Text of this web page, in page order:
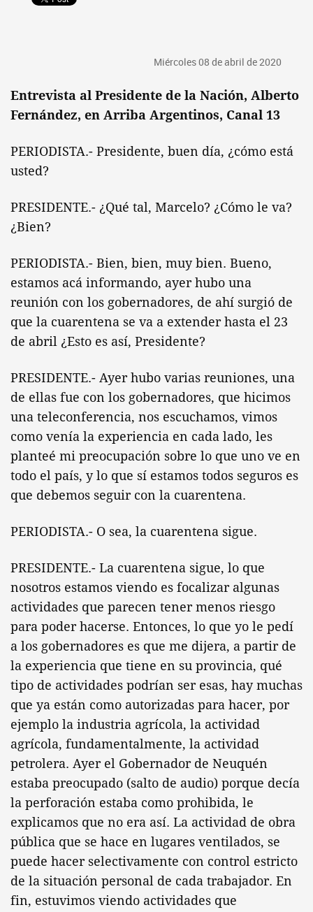
Miércoles 08 de abril de 2020
Entrevista al Presidente de la Nación, Alberto
Fernández, en Arriba Argentinos, Canal 13
PERIODISTA.- Presidente, buen día, ¿cómo está
usted?
PRESIDENTE.- ¿Qué tal, Marcelo? ¿Cómo le va?
¿Bien?
PERIODISTA.- Bien, bien, muy bien. Bueno,
estamos acá informando, ayer hubo una
reunión con los gobernadores, de ahí surgió de
que la cuarentena se va a extender hasta el 23
de abril ¿Esto es así, Presidente?
PRESIDENTE.- Ayer hubo varias reuniones, una
de ellas fue con los gobernadores, que hicimos
una teleconferencia, nos escuchamos, vimos
como venía la experiencia en cada lado, les
planteé mi preocupación sobre lo que uno ve en
todo el país, y lo que sí estamos todos seguros es
que debemos seguir con la cuarentena.
PERIODISTA.- O sea, la cuarentena sigue.
PRESIDENTE.- La cuarentena sigue, lo que
nosotros estamos viendo es focalizar algunas
actividades que parecen tener menos riesgo
para poder hacerse. Entonces, lo que yo le pedí
a los gobernadores es que me dijera, a partir de
la experiencia que tiene en su provincia, qué
tipo de actividades podrían ser esas, hay muchas
que ya están como autorizadas para hacer, por
ejemplo la industria agrícola, la actividad
agrícola, fundamentalmente, la actividad
petrolera. Ayer el Gobernador de Neuquén
estaba preocupado (salto de audio) porque decía
la perforación estaba como prohibida, le
explicamos que no era así. La actividad de obra
pública que se hace en lugares ventilados, se
puede hacer selectivamente con control estricto
de la situación personal de cada trabajador. En
fin, estuvimos viendo actividades que